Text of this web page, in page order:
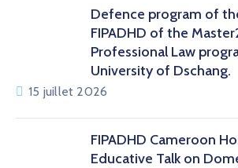
Defence program of
FIPADHD of the
Professional Law
University of Dschang.
15 juillet 2026
FIPADHD Cameroon
Educative Talk on